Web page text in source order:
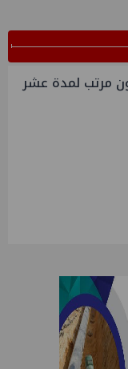
مرتب لمدة عشر